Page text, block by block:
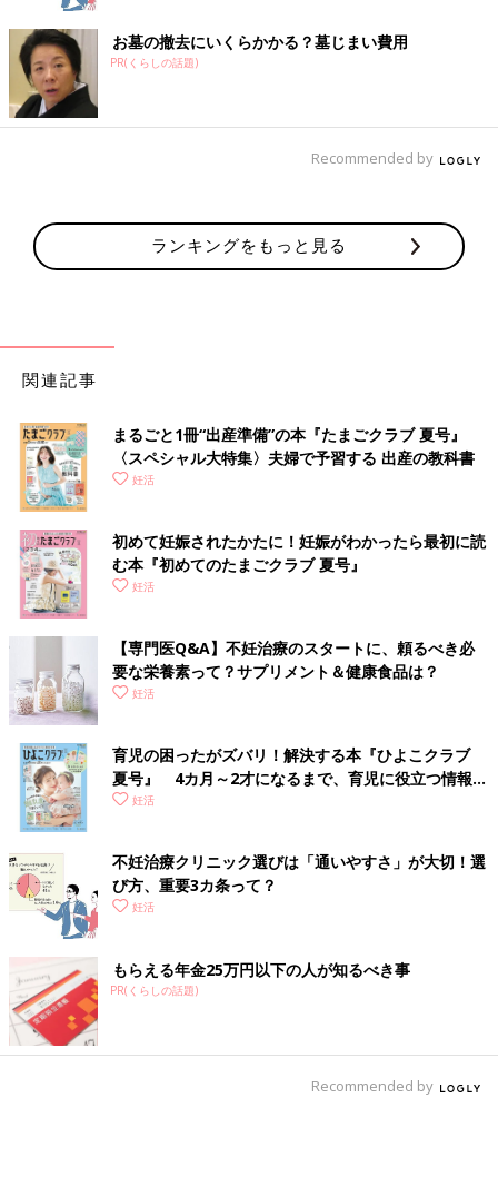
お墓の撤去にいくらかかる？墓じまい費用
PR(くらしの話題)
Recommended by
ランキングをもっと見る
関連記事
まるごと1冊“出産準備”の本『たまごクラブ 夏号』
〈スペシャル大特集〉夫婦で予習する 出産の教科書
妊活
初めて妊娠されたかたに！妊娠がわかったら最初に読
む本『初めてのたまごクラブ 夏号』
妊活
【専門医Q&A】不妊治療のスタートに、頼るべき必
要な栄養素って？サプリメント＆健康食品は？
妊活
育児の困ったがズバリ！解決する本『ひよこクラブ
夏号』 4カ月～2才になるまで、育児に役立つ情報が
いっぱい！
妊活
不妊治療クリニック選びは「通いやすさ」が大切！選
び方、重要3カ条って？
妊活
もらえる年金25万円以下の人が知るべき事
PR(くらしの話題)
Recommended by